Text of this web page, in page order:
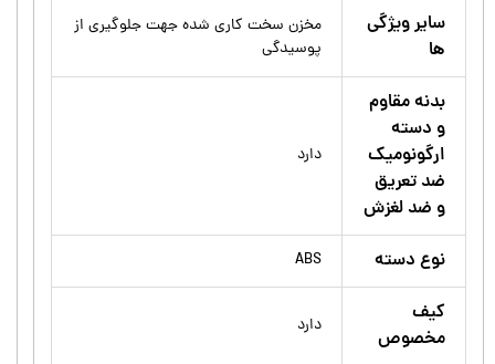
سایر ویژگی
ها
مخزن سخت کاری شده جهت جلوگیری از
پوسیدگی
بدنه مقاوم
و دسته
ارگونومیک
ضد تعریق
و ضد لغزش
دارد
نوع دسته ABS
کیف
مخصوص
دارد